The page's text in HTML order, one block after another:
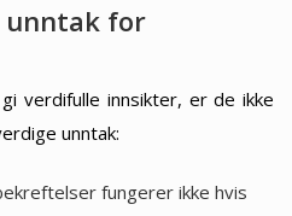
unntak for
verdifulle innsikter, er de ikke
unntak:
fungerer ikke hvis